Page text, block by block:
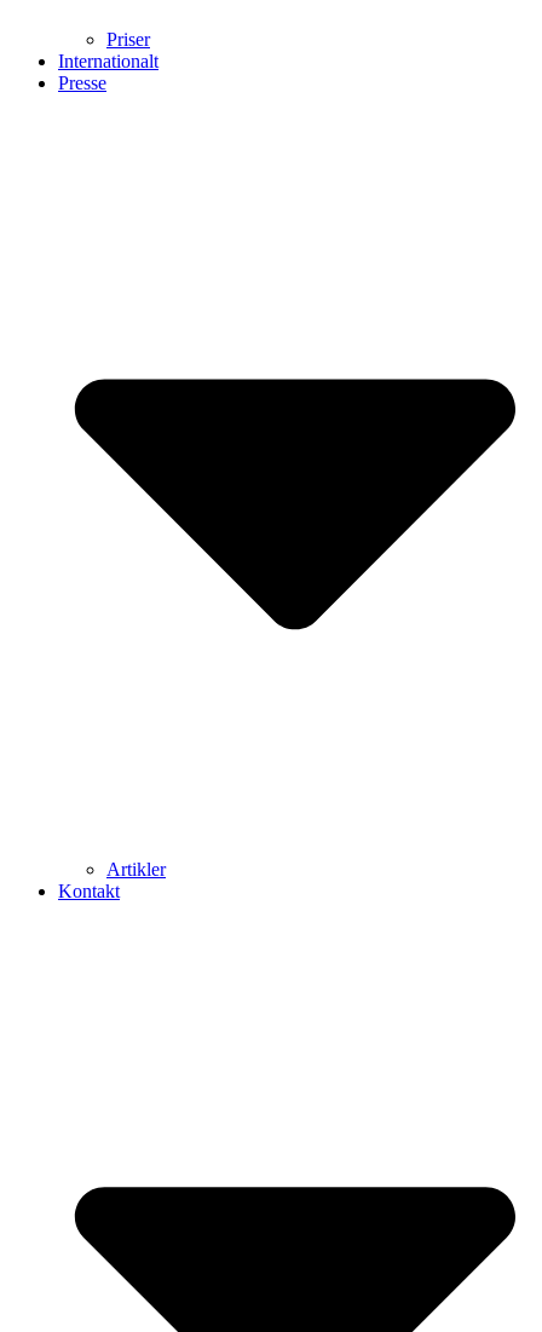
Priser
Internationalt
Presse
Artikler
Kontakt